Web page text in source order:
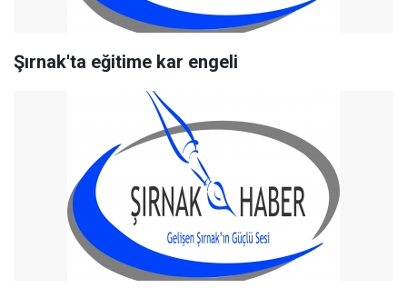
Şırnak'ta eğitime kar engeli